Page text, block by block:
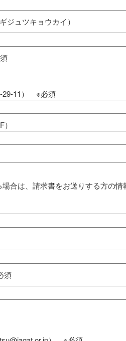
ジュツキョウカイ）
29-11） ※必須
合は、請求書をお送りする方の情
須